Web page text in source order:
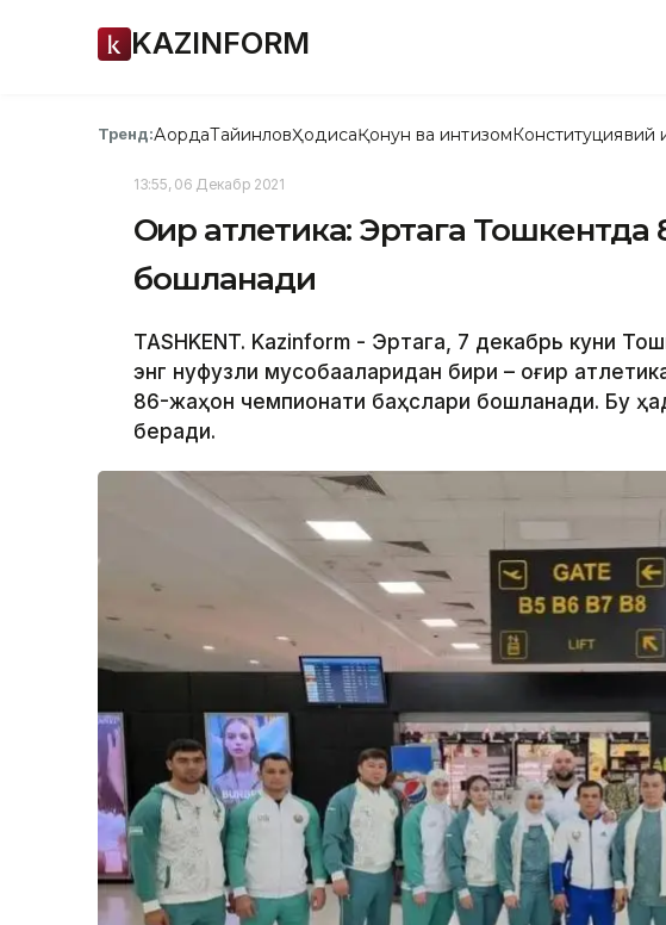
KAZINFORM
Тренд:АқордаТайинловҲодисаҚонун ва интизомКонституциявий
13:55, 06 Декабр 2021
Оғир атлетика: Эртага
бошланади
TASHKENT. Kazinform - Эртага, 7 декабрь куни
энг нуфузли мусобақаларидан бири – оғир
86-жаҳон чемпионати баҳслари бошланади. Бу
беради.